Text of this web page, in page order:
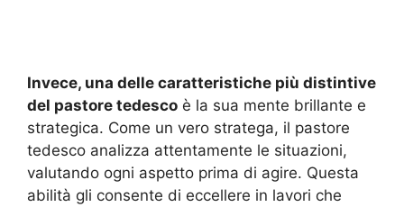
Invece, una delle caratteristiche più distintive
del pastore tedesco è la sua mente brillante e
strategica. Come un vero stratega, il pastore
tedesco analizza attentamente le situazioni,
valutando ogni aspetto prima di agire. Questa
abilità gli consente di eccellere in lavori che